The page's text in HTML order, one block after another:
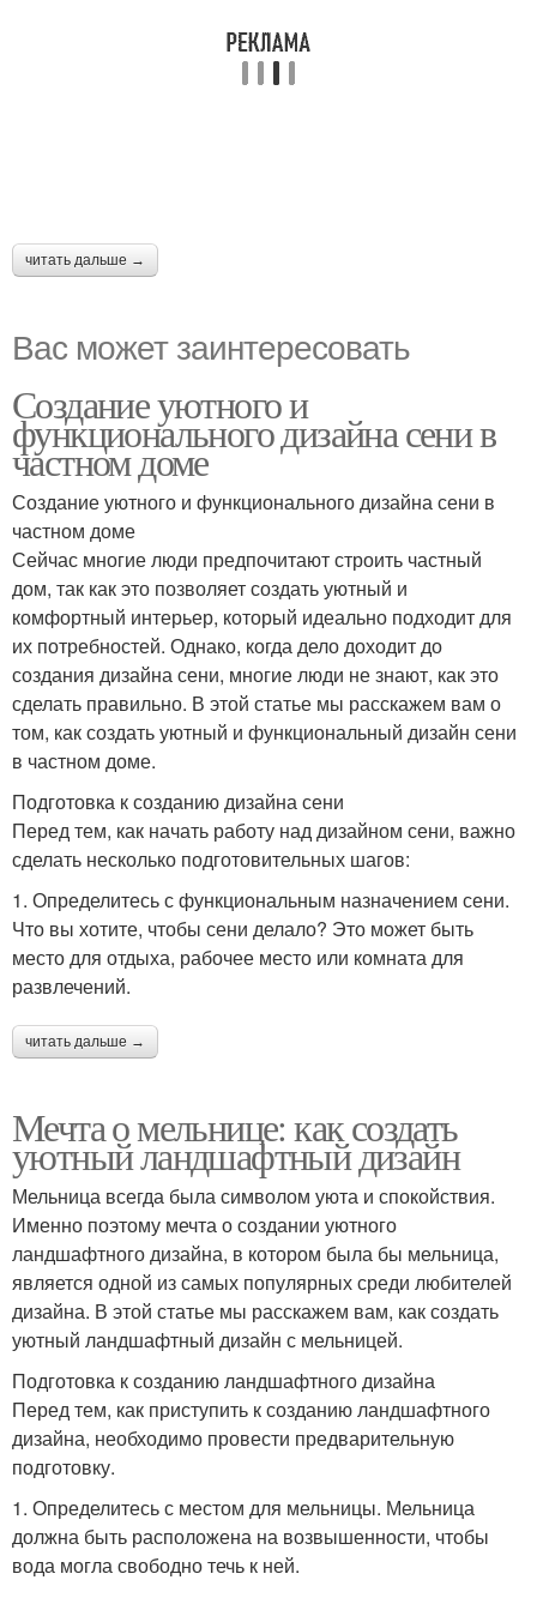
читать дальше →
Вас может заинтересовать
Создание уютного и
функционального дизайна сени в
частном доме
Создание уютного и функционального дизайна сени в
частном доме
Сейчас многие люди предпочитают строить частный
дом, так как это позволяет создать уютный и
комфортный интерьер, который идеально подходит для
их потребностей. Однако, когда дело доходит до
создания дизайна сени, многие люди не знают, как это
сделать правильно. В этой статье мы расскажем вам о
том, как создать уютный и функциональный дизайн сени
в частном доме.
Подготовка к созданию дизайна сени
Перед тем, как начать работу над дизайном сени, важно
сделать несколько подготовительных шагов:
1. Определитесь с функциональным назначением сени.
Что вы хотите, чтобы сени делало? Это может быть
место для отдыха, рабочее место или комната для
развлечений.
читать дальше →
Мечта о мельнице: как создать
уютный ландшафтный дизайн
Мельница всегда была символом уюта и спокойствия.
Именно поэтому мечта о создании уютного
ландшафтного дизайна, в котором была бы мельница,
является одной из самых популярных среди любителей
дизайна. В этой статье мы расскажем вам, как создать
уютный ландшафтный дизайн с мельницей.
Подготовка к созданию ландшафтного дизайна
Перед тем, как приступить к созданию ландшафтного
дизайна, необходимо провести предварительную
подготовку.
1. Определитесь с местом для мельницы. Мельница
должна быть расположена на возвышенности, чтобы
вода могла свободно течь к ней.